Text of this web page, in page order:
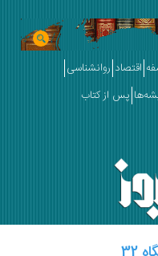
اقتصاد روانشناسی
پس از کتاب